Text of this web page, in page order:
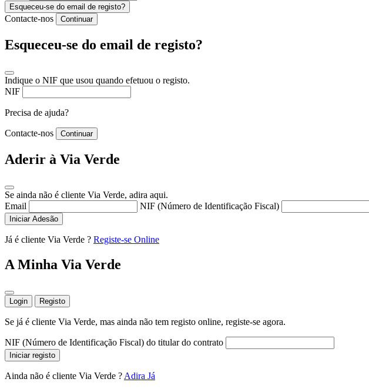
Esqueceu-se do email de registo?
Contacte-nos Continuar
Esqueceu-se do email de registo?
Indique o NIF que usou quando efetuou o registo.
NIF
Precisa de ajuda?
Contacte-nos Continuar
Aderir à Via Verde
Se ainda não é cliente Via Verde, adira aqui.
Email
NIF (Número de Identificação Fiscal)
Iniciar Adesão
Já é cliente Via Verde ? Registe-se Online
A Minha Via Verde
Login Registo
Se já é cliente Via Verde, mas ainda não tem registo online, registe-se agora.
NIF (Número de Identificação Fiscal) do titular do contrato
Iniciar registo
Ainda não é cliente Via Verde ? Adira Já